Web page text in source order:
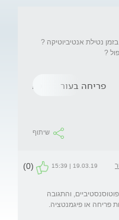
נטילת אנטיביוטיקה ?
?
פריחה בעור פיגמנטציה
שיתוף
19.03.19 | 15:39
(0)
והתגובה
פריחה או פיגמנטציה.